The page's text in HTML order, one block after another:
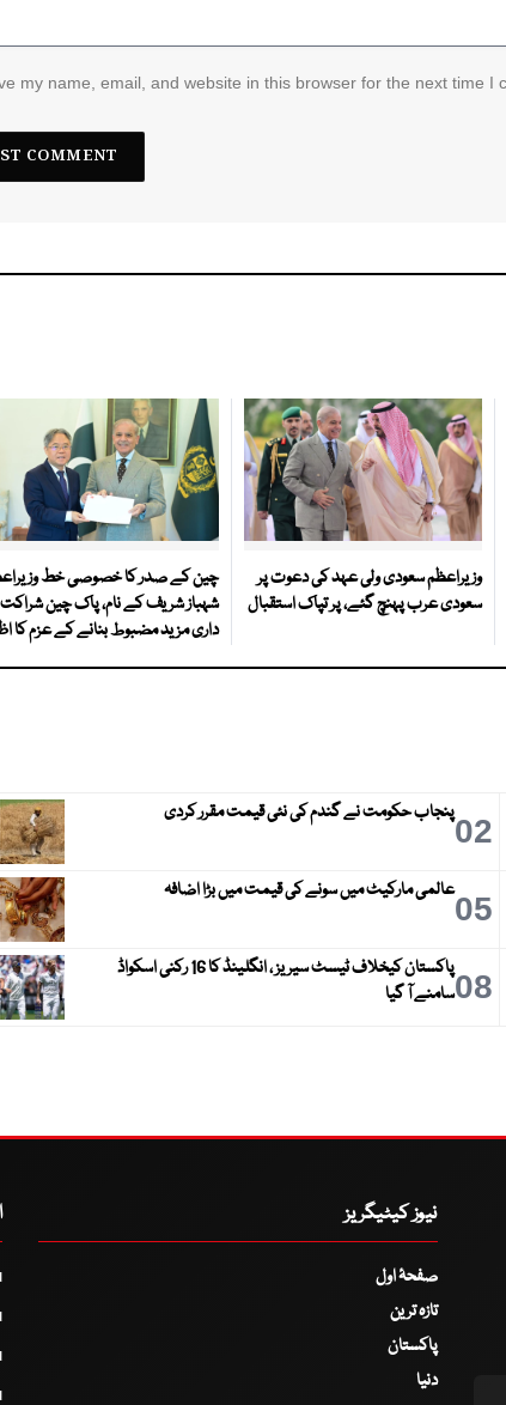
my name, email, and website in this browser for the next time I
وزیراعظم سعودی ولی عہد کی دعوت پر
سعودی عرب پہنچ گئے، پر تپاک استقبال
چین کے صدر کا خصوصی خط
شہباز شریف کے نام، پاک چین شراکت
داری مزید مضبوط بنانے کے عزم کا
02پنجاب حکومت نے گندم کی نئی قیمت مقرر کردی
05عالمی مارکیٹ میں سونے کی قیمت میں بڑا اضافہ
08
پاکستان کیخلاف ٹیسٹ سیریز ، انگلینڈ کا 16 رکنی اسکواڈ
سامنے آ گیا
نیوز کیٹیگریز
صفحۂ اول
تازہ ترین
پاکستان
دنیا